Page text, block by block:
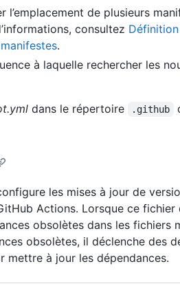
de plusieurs
consultez
.
à laquelle rechercher les
dans le répertoire .github
les mises à jour de
Actions. Lorsque ce fichier
obsolètes dans les fichiers
obsolètes, il déclenche des
à jour les dépendances.